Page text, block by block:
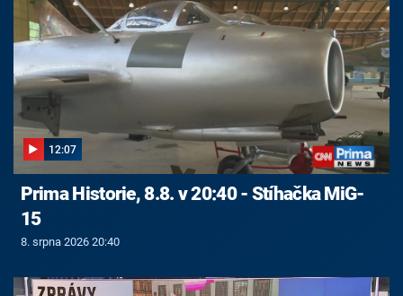
12:07
Prima Historie, 8.8. v 20:40 - Stíhačka MiG-
15
8. srpna 2026 20:40